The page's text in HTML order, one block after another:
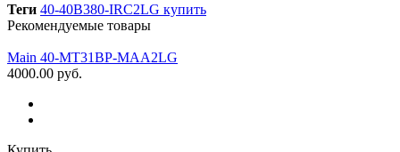
Теги 40-40B380-IRC2LG купить
Рекомендуемые товары
Main 40-MT31BP-MAA2LG
4000.00 руб.